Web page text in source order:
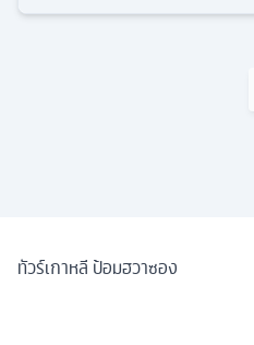
ทัวร์เกาหลี ป้อมฮวาซอง